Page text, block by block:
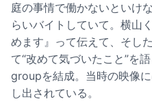
庭の事情で働かないといけ
らいバイトしていて。横山
めます』って伝えて、そし
て“改めて気づいたこと”を
groupを結成。当時の映像
し出されている。